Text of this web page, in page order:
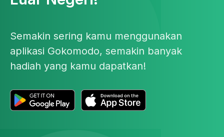
Semakin sering kamu menggunakan
aplikasi Gokomodo, semakin banyak
hadiah yang kamu dapatkan!